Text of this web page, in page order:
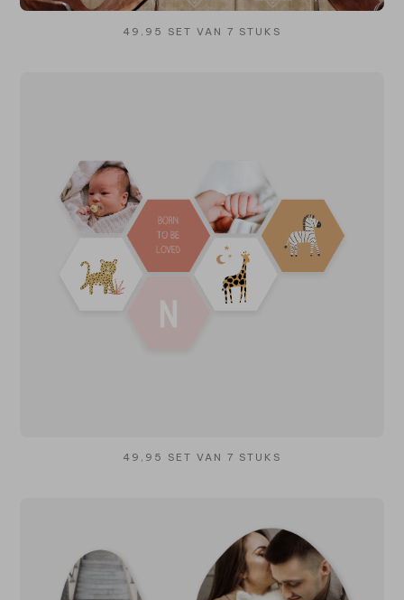
49,95 SET VAN 7 STUKS
49,95 SET VAN 7 STUKS